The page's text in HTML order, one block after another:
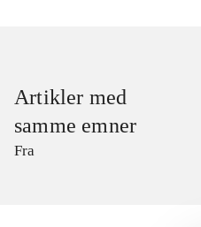
Artikler med
samme emner
Fra